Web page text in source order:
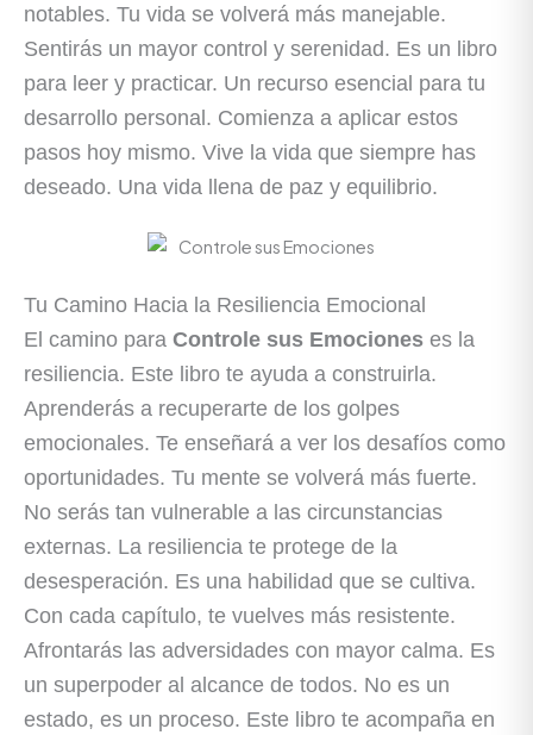
notables. Tu vida se volverá más manejable.
Sentirás un mayor control y serenidad. Es un libro
para leer y practicar. Un recurso esencial para tu
desarrollo personal. Comienza a aplicar estos
pasos hoy mismo. Vive la vida que siempre has
deseado. Una vida llena de paz y equilibrio.
Tu Camino Hacia la Resiliencia Emocional
El camino para Controle sus Emociones es la
resiliencia. Este libro te ayuda a construirla.
Aprenderás a recuperarte de los golpes
emocionales. Te enseñará a ver los desafíos como
oportunidades. Tu mente se volverá más fuerte.
No serás tan vulnerable a las circunstancias
externas. La resiliencia te protege de la
desesperación. Es una habilidad que se cultiva.
Con cada capítulo, te vuelves más resistente.
Afrontarás las adversidades con mayor calma. Es
un superpoder al alcance de todos. No es un
estado, es un proceso. Este libro te acompaña en